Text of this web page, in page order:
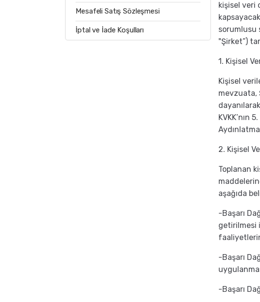
kişisel veri
sorumlusu
"Şirket”)
1. Kişisel
Kişisel
mevzuata,
KVKK’nın
2. Kişisel
Toplanan
aşağıda
-Başarı
getirilmesi
-Başarı
-Başarı
Mesafeli Satış Sözleşmesi
İptal ve İade Koşulları